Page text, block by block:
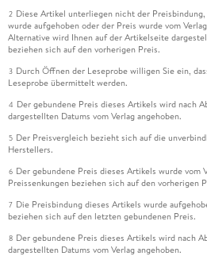
2 Diese Artikel unterliegen nicht der
wurde aufgehoben oder der Preis wurde vom
Alternative wird Ihnen auf der Artikelseite
beziehen sich auf den vorherigen Preis.
3 Durch Öffnen der Leseprobe willigen Sie ein,
Leseprobe übermittelt werden.
4 Der gebundene Preis dieses Artikels wird nach
dargestellten Datums vom Verlag angehoben.
5 Der Preisvergleich bezieht sich auf die
Herstellers.
6 Der gebundene Preis dieses Artikels wurde vom
Preissenkungen beziehen sich auf den vorherigen
7 Die Preisbindung dieses Artikels wurde
beziehen sich auf den letzten gebundenen Preis.
8 Der gebundene Preis dieses Artikels wird nach
dargestellten Datums vom Verlag angehoben.